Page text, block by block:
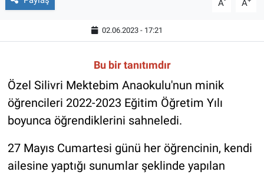
A A
02.06.2023 - 17:21
Bu bir tanıtımdır
Özel Silivri Mektebim Anaokulu'nun minik
öğrencileri 2022-2023 Eğitim Öğretim Yılı
boyunca öğrendiklerini sahneledi.
27 Mayıs Cumartesi günü her öğrencinin, kendi
ailesine yaptığı sunumlar şeklinde yapılan